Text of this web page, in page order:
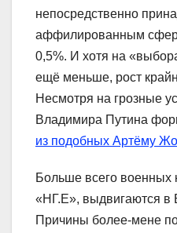
непосредственно
аффилированным
0,5%. И хотя на
ещё меньше, рост
Несмотря на грозные
Владимира Путина
из подобных Артёму
Больше всего военных
«НГ.Е», выдвигаются в
Причины более-мене